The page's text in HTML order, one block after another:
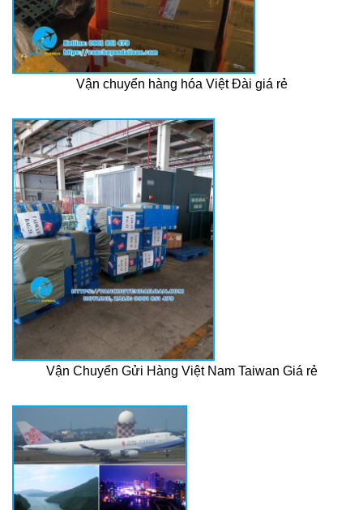
Vận chuyển hàng hóa Việt Đài giá rẻ
Vận Chuyển Gửi Hàng Việt Nam Taiwan Giá rẻ